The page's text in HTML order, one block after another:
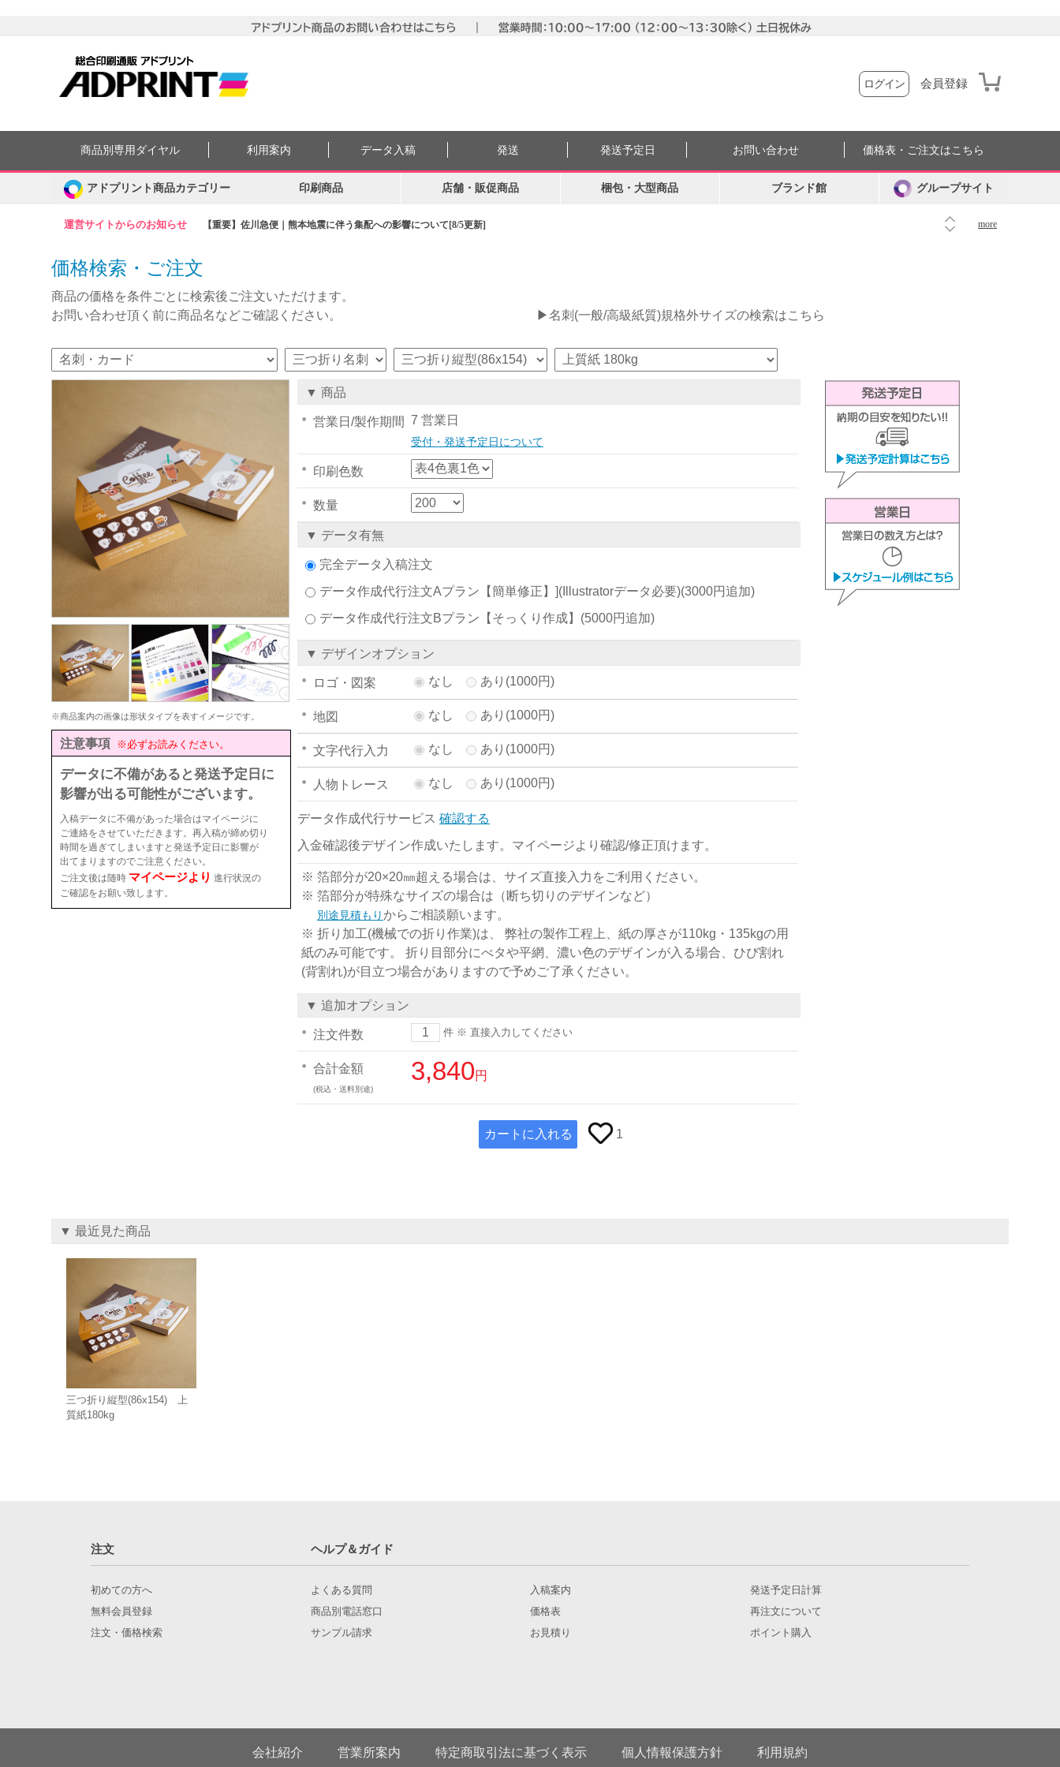
ログイン 会員登録
運営サイトからのお知らせ 【重要】佐川急便｜熊本地震に伴う集配への影響について[8/5更新] more
商品別専用ダイヤル 利用案内 データ入稿 発送 発送予定日 お問い合わせ 価格表・ご注文はこちら
アドプリント商品カテゴリー 印刷商品 店舗・販促商品 梱包・大型商品 ブランド館 グループサイト
価格検索・ご注文
商品の価格を条件ごとに検索後ご注文いただけます。
お問い合わせ頂く前に商品名などご確認ください。
▶名刺(一般/高級紙質)規格外サイズの検索はこちら
※商品案内の画像は形状タイプを表すイメージです。
注意事項 ※必ずお読みください。
データに不備があると発送予定日に
影響が出る可能性がございます。
入稿データに不備があった場合はマイページに
ご連絡をさせていただきます。再入稿が締め切り
時間を過ぎてしまいますと発送予定日に影響が
出てまりますのでご注意ください。
ご注文後は随時 マイページより 進行状況の
ご確認をお願い致します。
▼ 商品
営業日/製作期間 7 営業日
受付・発送予定日について
印刷色数
数量
▼ データ有無
完全データ入稿注文
データ作成代行注文Aプラン【簡単修正】](Illustratorデータ必要)(3000円追加)
データ作成代行注文Bプラン【そっくり作成】 (5000円追加)
▼ デザインオプション
ロゴ・図案 なし あり(1000円)
地図 なし あり(1000円)
文字代行入力 なし あり(1000円)
人物トレース なし あり(1000円)
データ作成代行サービス 確認する
入金確認後デザイン作成いたします。マイページより確認/修正頂けます。
※ 箔部分が20×20㎜超える場合は、サイズ直接入力をご利用ください。
※ 箔部分が特殊なサイズの場合は（断ち切りのデザインなど）
別途見積もりからご相談願います。
※ 折り加工(機械での折り作業)は、 弊社の製作工程上、紙の厚さが110kg・135kgの用
紙のみ可能です。 折り目部分にべタや平網、濃い色のデザインが入る場合、ひび割れ
(背割れ)が目立つ場合がありますので予めご了承ください。
▼ 追加オプション
注文件数 件 ※ 直接入力してください
合計金額
(税込・送料別途)
3,840円
カートに入れる 1
▼ 最近見た商品
三つ折り縦型(86x154) 上
質紙180kg
注文 ヘルプ＆ガイド
初めての方へ
無料会員登録
注文・価格検索
よくある質問
商品別電話窓口
サンプル請求
入稿案内
価格表
お見積り
発送予定日計算
再注文について
ポイント購入
会社紹介 営業所案内 特定商取引法に基づく表示 個人情報保護方針 利用規約